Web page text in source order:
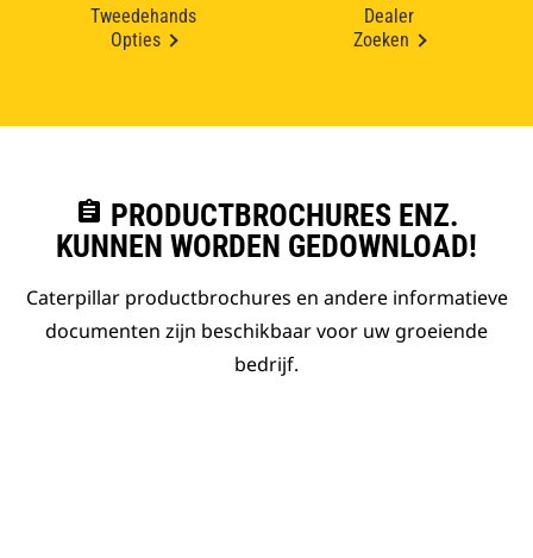
Tweedehands
Opties
Dealer
Zoeken
assignment PRODUCTBROCHURES ENZ.
KUNNEN WORDEN GEDOWNLOAD!
Caterpillar productbrochures en andere informatieve
documenten zijn beschikbaar voor uw groeiende
bedrijf.